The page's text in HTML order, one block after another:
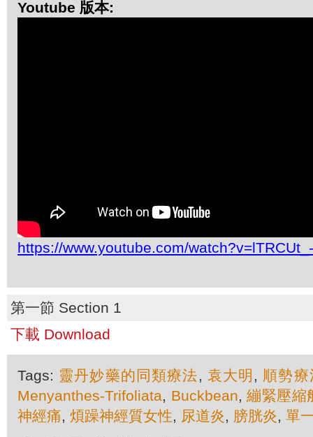
Youtube 版本:
https://www.youtube.com/
第一節 Section 1
下載 Download
Tags: 靈丹妙藥的同類療法, 袁大明 , 順勢療
Menyanthes-Trifoliata, Buckbean,繃緊壓縮
神經痛, 煩躁神經質女性, 尿道炎, 膀胱炎, 單